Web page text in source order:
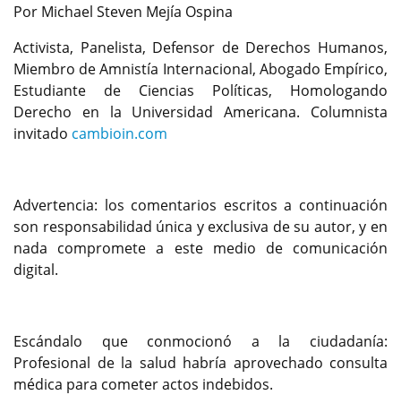
Por Michael Steven Mejía Ospina
Activista, Panelista, Defensor de Derechos Humanos,
Miembro de Amnistía Internacional, Abogado Empírico,
Estudiante de Ciencias Políticas, Homologando
Derecho en la Universidad Americana. Columnista
invitado cambioin.com
Advertencia: los comentarios escritos a continuación
son responsabilidad única y exclusiva de su autor, y en
nada compromete a este medio de comunicación
digital.
Escándalo que conmocionó a la ciudadanía:
Profesional de la salud habría aprovechado consulta
médica para cometer actos indebidos.